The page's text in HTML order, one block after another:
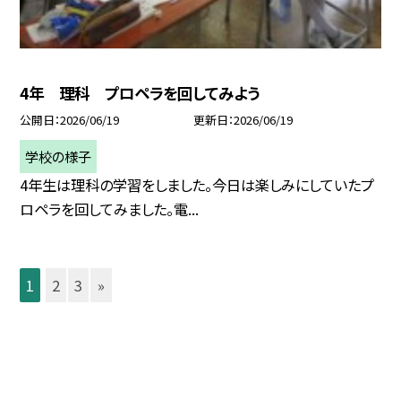
4年 理科 プロペラを回してみよう
公開日 2026/06/19 更新日 2026/06/19
学校の様子
4年生は理科の学習をしました。今日は楽しみにしていたプ
ロペラを回してみました。電...
1 2 3 »